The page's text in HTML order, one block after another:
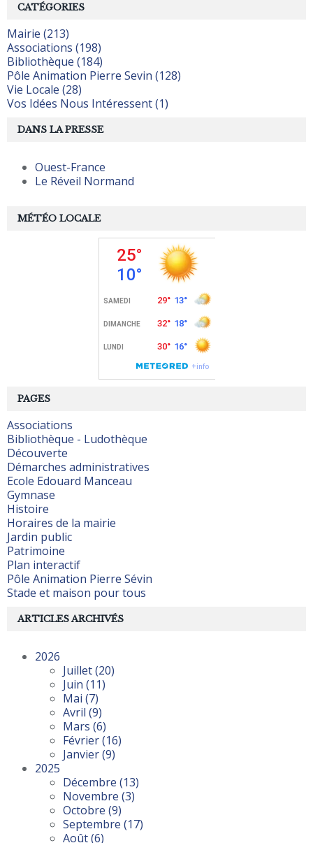
PAGES
Associations
Bibliothèque - Ludothèque
Découverte
Démarches administratives
Ecole Edouard Manceau
Gymnase
Histoire
Horaires de la mairie
Jardin public
Patrimoine
Plan interactif
Pôle Animation Pierre Sévin
Stade et maison pour tous
CATÉGORIES
Mairie (213)
Associations (198)
Bibliothèque (184)
Pôle Animation Pierre Sevin (128)
Vie Locale (28)
Vos Idées Nous Intéressent (1)
MÉTÉO LOCALE
DANS LA PRESSE
Ouest-France
Le Réveil Normand
ARTICLES ARCHIVÉS
2026
Juillet(20)
Juin (11)
Mai (7)
Avril (9)
Mars (6)
Février(16)
Janvier(9)
2025
Décembre (13)
Novembre (3)
Octobre (9)
Septembre (17)
Août(6)